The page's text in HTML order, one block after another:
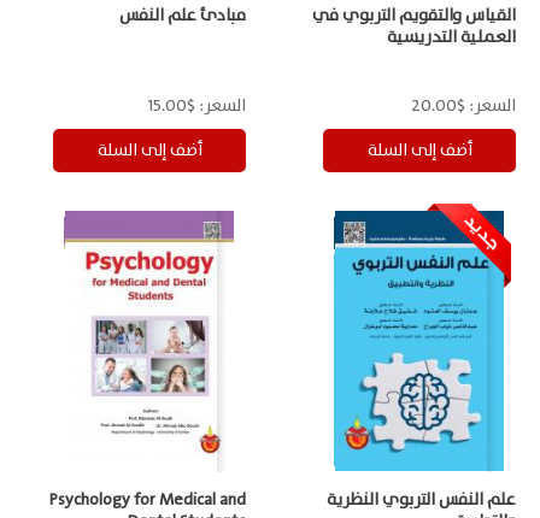
القياس والتقويم التربوي في
العملية التدريسية
السعر: $20.00
مبادئ علم النفس
السعر: $15.00
علم النفس التربوي النظرية
Psychology for Medical and